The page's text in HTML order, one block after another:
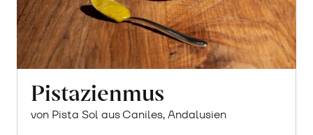
Pistazienmus
von Pista Sol aus Caniles, Andalusien